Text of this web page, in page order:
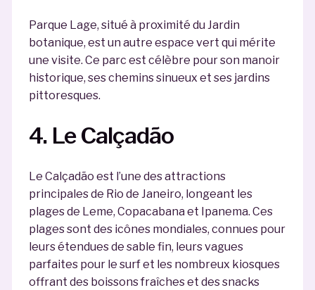
Parque Lage, situé à proximité du Jardin
botanique, est un autre espace vert qui mérite
une visite. Ce parc est célèbre pour son manoir
historique, ses chemins sinueux et ses jardins
pittoresques.
4. Le Calçadão
Le Calçadão est l’une des attractions
principales de Rio de Janeiro, longeant les
plages de Leme, Copacabana et Ipanema. Ces
plages sont des icônes mondiales, connues pour
leurs étendues de sable fin, leurs vagues
parfaites pour le surf et les nombreux kiosques
offrant des boissons fraîches et des snacks